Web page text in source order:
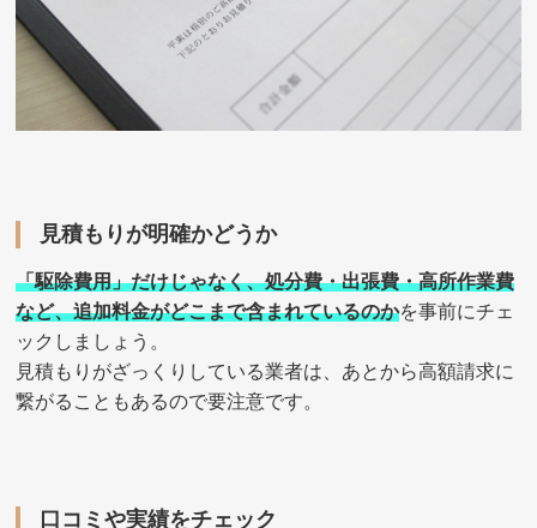
見積もりが明確かどうか
「駆除費用」だけじゃなく、処分費・出張費・高所作業費
など、追加料金がどこまで含まれているのかを事前にチェ
ックしましょう。
見積もりがざっくりしている業者は、あとから高額請求に
繋がることもあるので要注意です。
口コミや実績をチェック